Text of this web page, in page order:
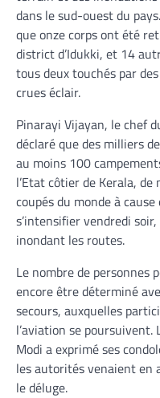
dans le sud-ouest du
que onze corps ont été
district d’Idukki, et 14
tous deux touchés par
crues éclair.
Pinarayi Vijayan, le chef
déclaré que des milliers
au moins 100
l’Etat côtier de Kerala,
coupés du monde à
s’intensifier vendredi
inondant les routes.
Le nombre de personnes
encore être déterminé
secours, auxquelles
l’aviation se
Modi a exprimé ses
les autorités venaient en
le déluge.